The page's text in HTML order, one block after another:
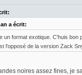
a écrit:
un format exotique. C'huis
l'opposé de la version Zack
noires assez fines, je